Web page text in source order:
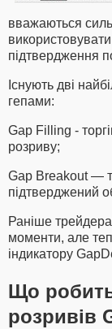
вважаються
підтвердження
Існують дві
гепами:
Gap Filling -
розриву;
Gap Breakout —
підтверджений
Раніше
моменти, але
індикатору
Що
розривів